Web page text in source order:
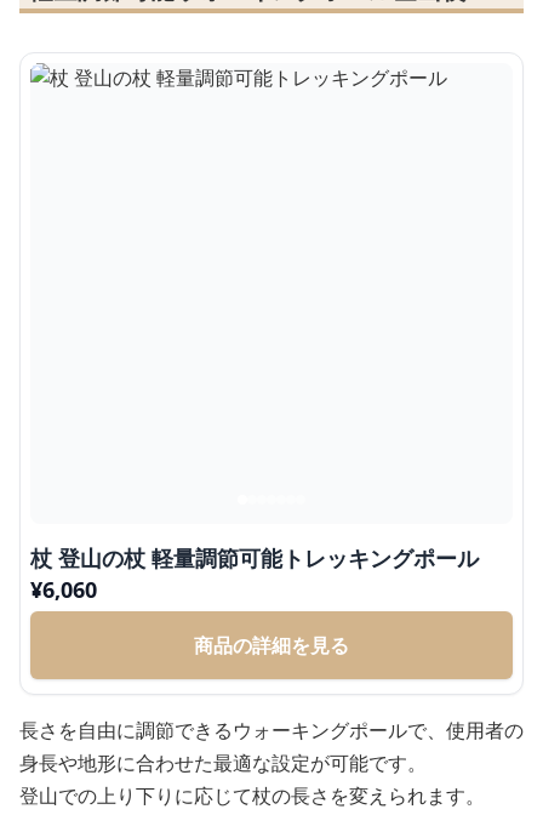
杖 登山の杖 軽量調節可能トレッキングポール
¥6,060
商品の詳細を見る
長さを自由に調節できるウォーキングポールで、使用者の
身長や地形に合わせた最適な設定が可能です。
登山での上り下りに応じて杖の長さを変えられます。